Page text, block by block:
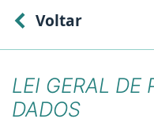
Voltar
LEI GERAL DE
DADOS